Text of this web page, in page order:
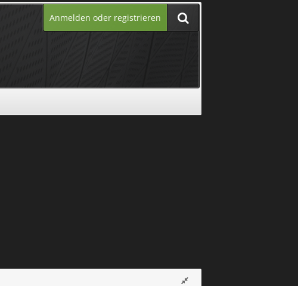
Anmelden oder registrieren